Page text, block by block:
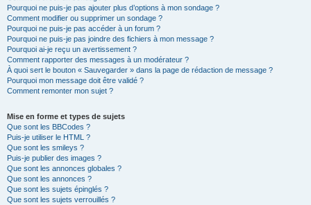
Pourquoi ne puis-je pas ajouter plus d’options à mon sondage ?
Comment modifier ou supprimer un sondage ?
Pourquoi ne puis-je pas accéder à un forum ?
Pourquoi ne puis-je pas joindre des fichiers à mon message ?
Pourquoi ai-je reçu un avertissement ?
Comment rapporter des messages à un modérateur ?
À quoi sert le bouton « Sauvegarder » dans la page de rédaction de message ?
Pourquoi mon message doit être validé ?
Comment remonter mon sujet ?
Mise en forme et types de sujets
Que sont les BBCodes ?
Puis-je utiliser le HTML ?
Que sont les smileys ?
Puis-je publier des images ?
Que sont les annonces globales ?
Que sont les annonces ?
Que sont les sujets épinglés ?
Que sont les sujets verrouillés ?